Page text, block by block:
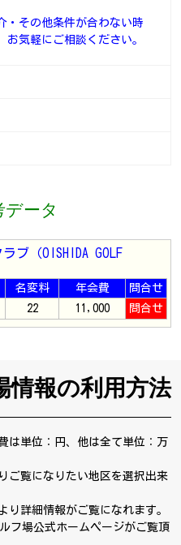
・その他条件が合わない時
お気軽にご相談ください。
ータ
ブ（OISHIDA GOLF
名変料 年会費
問合せ
22 11,000 問合せ
情報の利用方法
は単位：円、他は全て単位：万
ご覧になりたい地区を選択出来
り詳細情報がご覧になれます。
フ場公式ホームページがご覧頂